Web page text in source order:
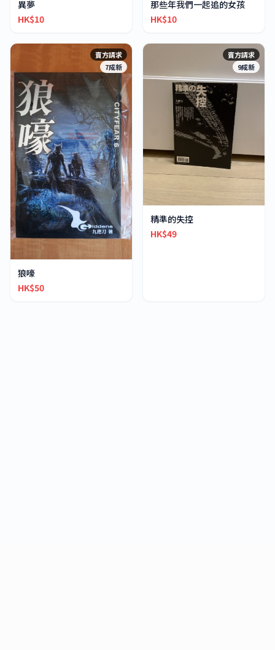
異夢
HK$10
那些年我們一起追的女孩
HK$10
賣方請求
7成新
狼嚎
HK$50
賣方請求
9成新
精準的失控
HK$49